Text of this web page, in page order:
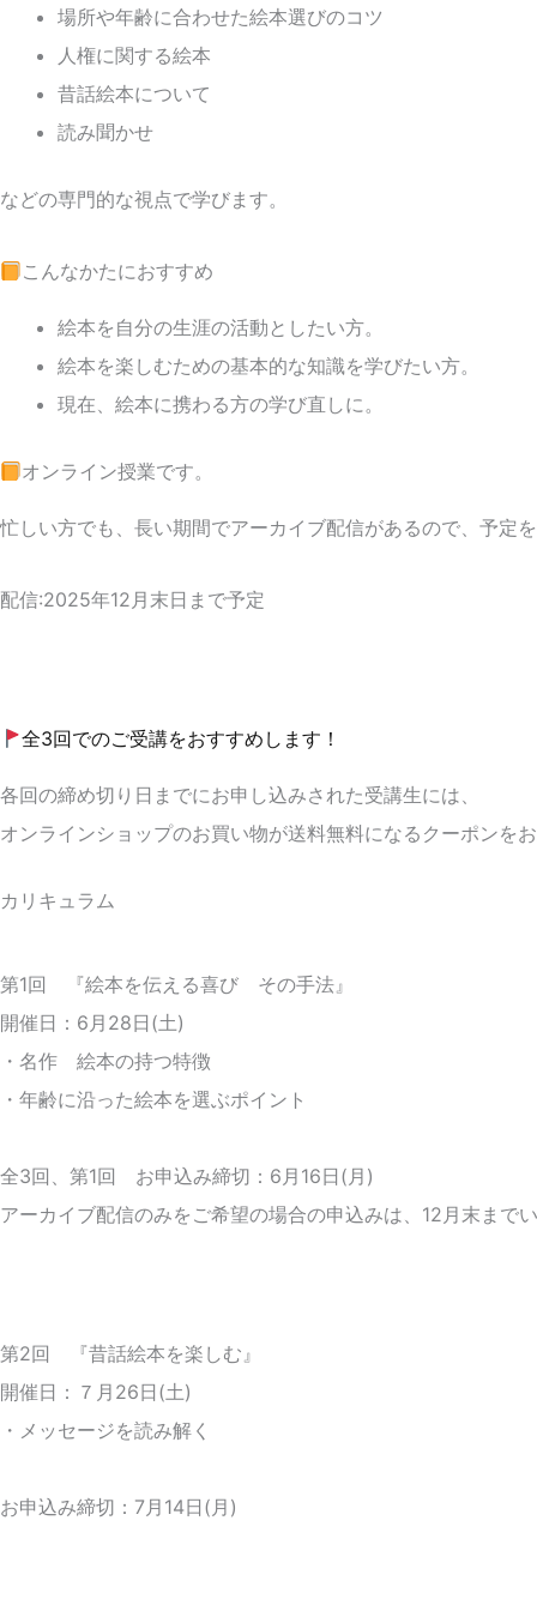
場所や年齢に合わせた絵本選びのコツ
人権に関する絵本
昔話絵本について
読み聞かせ
などの専門的な視点で学びます。
こんなかたにおすすめ
絵本を自分の生涯の活動としたい方。
絵本を楽しむための基本的な知識を学びたい方。
現在、絵本に携わる方の学び直しに。
オンライン授業です。
忙しい方でも、長い期間でアーカイブ配信があるので、予定
配信:2025年12月末日まで予定
全3回でのご受講をおすすめします！
各回の締め切り日までにお申し込みされた受講生には、
オンラインショップのお買い物が送料無料になるクーポンを
カリキュラム
第1回 『絵本を伝える喜び その手法』
開催日：6月28日(土)
・名作 絵本の持つ特徴
・年齢に沿った絵本を選ぶポイント
全3回、第1回 お申込み締切：6月16日(月)
アーカイブ配信のみをご希望の場合の申込みは、12月末までい
第2回 『昔話絵本を楽しむ』
開催日：７月26日(土)
・メッセージを読み解く
お申込み締切：7月14日(月)